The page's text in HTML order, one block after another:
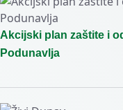
Akcijski plan zaštite i
Podunavlja